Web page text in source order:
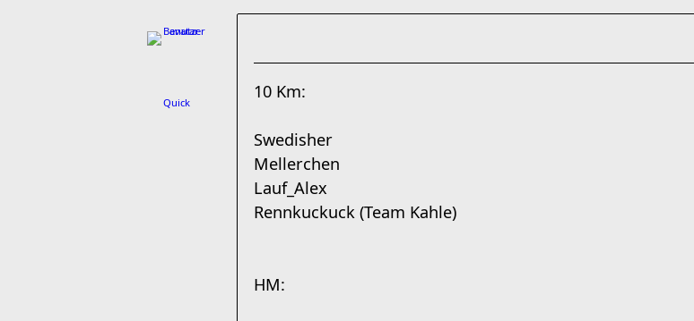
Quick
10 Km:
Swedisher
Mellerchen
Lauf_Alex
Rennkuckuck (Team Kahle)
HM: